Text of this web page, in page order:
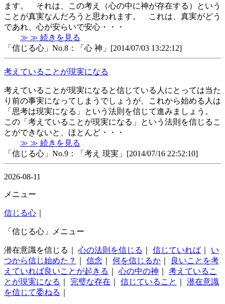
ます。 それは、この考え（心の中に神が存在する）という
ことが真実なんだろうと思われます。 これは、真実がどう
であれ、心が安らいで安心・・・
≫ ≫ 続きを見る
「信じる心」No.8：「心 神」[2014/07/03 13:22:12]
考えていることが現実になる
考えていることが現実になると信じている人にとっては当た
り前の事実になってしまうでしょうが、これから始める人は
「思考は現実になる」という法則を信じて進みましょう。
この「考えていることが現実になる」という法則を信じるこ
とができないと、ほとんど・・・
≫ ≫ 続きを見る
「信じる心」No.9：「考え 現実」[2014/07/16 22:52:10]
2026-08-11
メニュー
信じる心
「信じる心」メニュー
潜在意識を信じる｜ 心の法則を信じる 信じていれば
い
つから信じ始めた？
信念 何を信じるか
良いことを考
えていれば良いことが起きる
心の中の神
考えているこ
とが現実になる
完璧な存在 信じていること
潜在意識
を信じて委ねる